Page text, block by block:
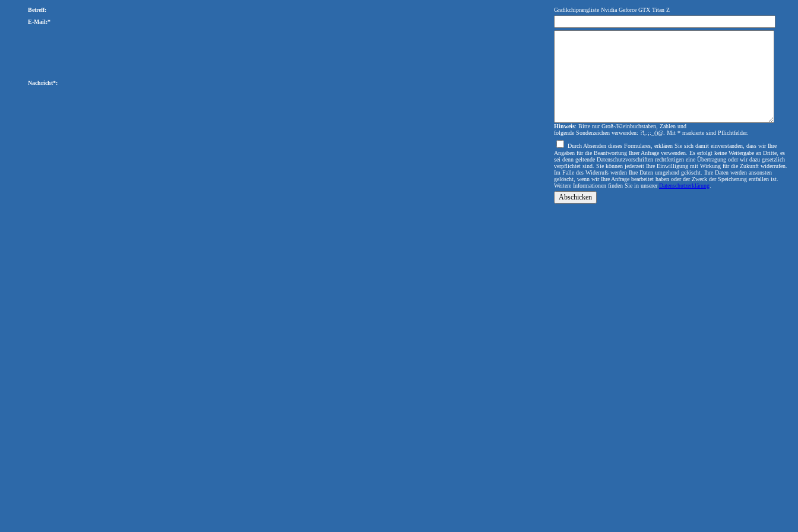
Betreff:
Grafikchiprangliste Nvidia Geforce GTX Titan Z
E-Mail:*
Nachricht*:
Hinweis: Bitte nur Groß-/Kleinbuchstaben, Zahlen und
folgende Sonderzeichen verwenden: ?!,.;:_()@. Mit * markierte sind Pflichtfelder.
Durch Absenden dieses Formulares, erklären Sie sich damit einverstanden, dass wir Ihre
Angaben für die Beantwortung Ihrer Anfrage verwenden. Es erfolgt keine Weitergabe an Dritte, es
sei denn geltende Datenschutzvorschriften rechtfertigen eine Übertragung oder wir dazu gesetzlich
verpflichtet sind. Sie können jederzeit Ihre Einwilligung mit Wirkung für die Zukunft widerrufen.
Im Falle des Widerrufs werden Ihre Daten umgehend gelöscht. Ihre Daten werden ansonsten
gelöscht, wenn wir Ihre Anfrage bearbeitet haben oder der Zweck der Speicherung entfallen ist.
Weitere Informationen finden Sie in unsererDatenschutzerklärung